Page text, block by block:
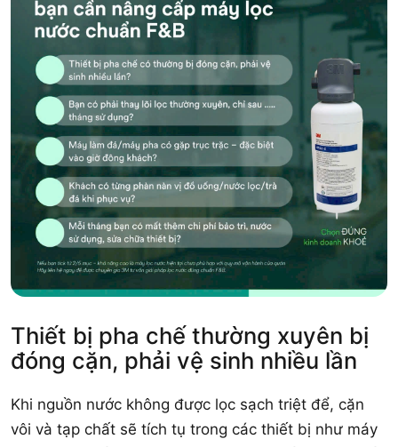
Thiết bị pha chế thường xuyên bị
đóng cặn, phải vệ sinh nhiều lần
Khi nguồn nước không được lọc sạch triệt để, cặn
vôi và tạp chất sẽ tích tụ trong các thiết bị như máy